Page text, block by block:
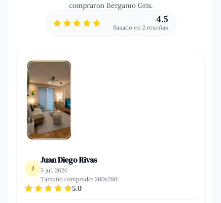
compraron Bergamo Gris.
4.5
Basado en 2reseñas
J
Juan Diego Rivas
5 jul. 2026
Tamaño comprado: 200x290
5.0